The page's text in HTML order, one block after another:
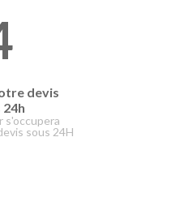
devis
24h
s'occupera
sous 24H